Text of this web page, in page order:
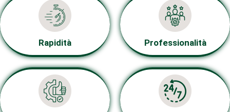
Rapidità Professionalità